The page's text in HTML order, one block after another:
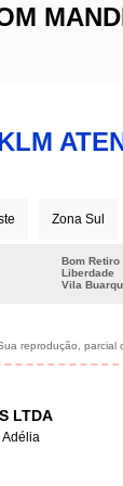
Zona Sul
Bom Retiro
Liberdade
Vila
reprodução,
LTDA
Adélia